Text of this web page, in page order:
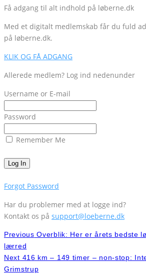
Få adgang til alt indhold på løberne.dk
Med et digitalt medlemskab får du fuld
på løberne.dk.
KLIK OG FÅ ADGANG
Allerede medlem? Log ind nedenunder
Username or E-mail
Password
Remember Me
Forgot Password
Har du problemer med at logge ind?
Kontakt os på support@loeberne.dk
Previous Overblik: Her er årets bedste
lærred
Next 416 km – 149 timer – non-stop:
Grimstrup